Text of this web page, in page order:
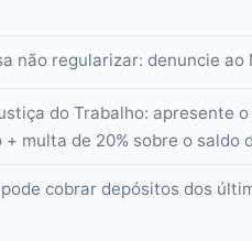
não regularizar: denuncie
do Trabalho: apresente
+ multa de 20% sobre o saldo
cobrar depósitos dos